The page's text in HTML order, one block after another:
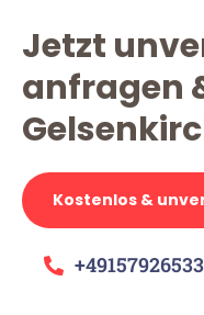
Jetzt
anfragen
Kostenlos &